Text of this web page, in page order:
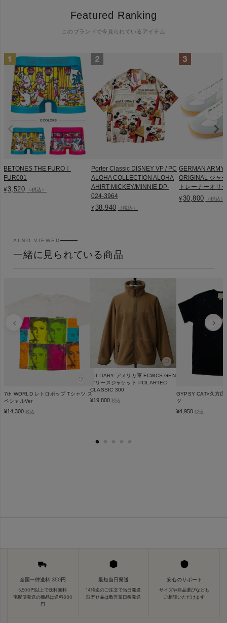
Featured Ranking
このブランドで今見られているアイテム
BETONES THE FURO｜
FUR001
¥ 3,520 （税込）
Porter Classic DISNEY VP / PC
ALOHA COLLECTION ALOHA
AHIRT MICKEY/MINNIE DP-
024-3964
¥ 38,940 （税込）
GERMAN ARMY
ORIGINAL ジャ
トレーナーオリ
¥ 30,800 （税込）
ALSO VIEWED
一緒に見られている商品
♡
7th WORLD レトロポップ Tシャツ ス
ペシャルVer
¥14,300 税込
♡
MILITARY アメリカ軍 ECWCS GEN2
フリースジャケット POLARTEC
CLASSIC 300
¥19,800 税込
GYPSY CAT×久方広
ツ
¥4,950 税込
全国一律送料 350円
5,500円以上で送料無料
宅配便発送の商品は送料880
円
最短当日発送
14時迄のご注文で当日発送
取寄せ品は数営業日後発送
安心のサポート
サイズや商品選びなども
ご相談いただけます